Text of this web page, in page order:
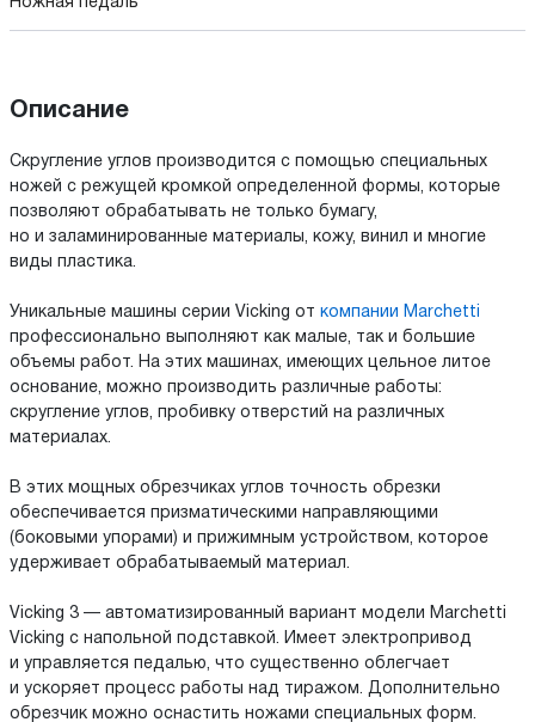
Описание
Скругление углов производится с помощью специальных
ножей с режущей кромкой определенной формы, которые
позволяют обрабатывать не только бумагу,
но и заламинированные материалы, кожу, винил и многие
виды пластика.
Уникальные машины серии Vicking от компании Marchetti
профессионально выполняют как малые, так и большие
объемы работ. На этих машинах, имеющих цельное литое
основание, можно производить различные работы:
скругление углов, пробивку отверстий на различных
материалах.
В этих мощных обрезчиках углов точность обрезки
обеспечивается призматическими направляющими
(боковыми упорами) и прижимным устройством, которое
удерживает обрабатываемый материал.
Vicking 3 — автоматизированный вариант модели Marchetti
Vicking с напольной подставкой. Имеет электропривод
и управляется педалью, что существенно облегчает
и ускоряет процесс работы над тиражом. Дополнительно
обрезчик можно оснастить ножами специальных форм.